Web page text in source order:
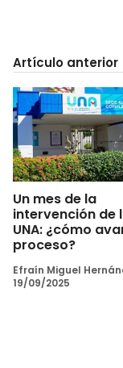
Artículo anterior
Un mes de la
intervención de
UNA: ¿cómo
proceso?
Efraín Miguel
19/09/2025